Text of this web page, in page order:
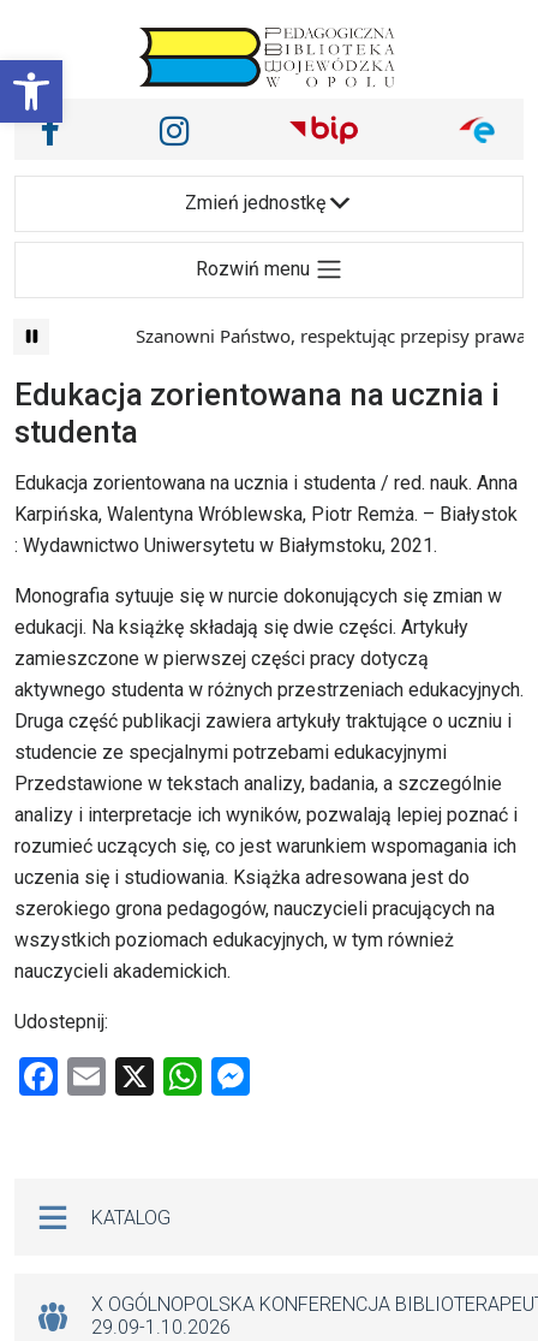
Otwórz pasek narzędzi
Main Navigation
Nasze media społecznościowe i inne
Facebook Instagram
Zmień jednostkę
Rozwiń menu
Szanowni Państwo, respektując przepisy prawa i
Edukacja zorientowana na ucznia i
studenta
Edukacja zorientowana na ucznia i studenta / red. nauk. Anna
Karpińska, Walentyna Wróblewska, Piotr Remża. – Białystok
: Wydawnictwo Uniwersytetu w Białymstoku, 2021.
Monografia sytuuje się w nurcie dokonujących się zmian w
edukacji. Na książkę składają się dwie części. Artykuły
zamieszczone w pierwszej części pracy dotyczą
aktywnego studenta w różnych przestrzeniach edukacyjnych.
Druga część publikacji zawiera artykuły traktujące o uczniu i
studencie ze specjalnymi potrzebami edukacyjnymi
Przedstawione w tekstach analizy, badania, a szczególnie
analizy i interpretacje ich wyników, pozwalają lepiej poznać i
rozumieć uczących się, co jest warunkiem wspomagania ich
uczenia się i studiowania. Książka adresowana jest do
szerokiego grona pedagogów, nauczycieli pracujących na
wszystkich poziomach edukacyjnych, w tym również
nauczycieli akademickich.
Udostepnij:
F
o
k
E
X
W
p
KATALOG
X OGÓLNOPOLSKA KONFERENCJA
29.09-1.10.2026